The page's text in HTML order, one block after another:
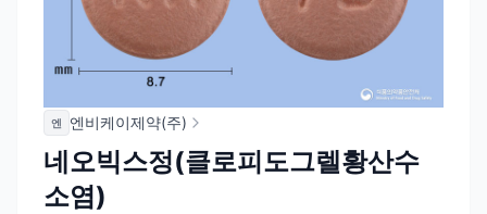
엔 엔비케이제약(주)
네오빅스정(클로피도그렐황산수
소염)